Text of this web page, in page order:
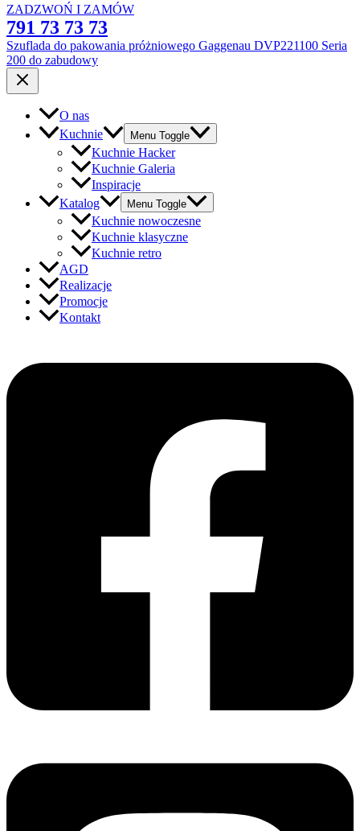
ZADZWOŃ I ZAMÓW
791 73 73 73
Szuflada do pakowania próżniowego Gaggenau DVP221100 Seria
200 do zabudowy
O nas
Kuchnie
Menu Toggle
Kuchnie Hacker
Kuchnie Galeria
Inspiracje
Katalog
Menu Toggle
Kuchnie nowoczesne
Kuchnie klasyczne
Kuchnie retro
AGD
Realizacje
Promocje
Kontakt